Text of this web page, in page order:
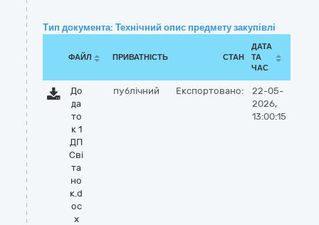
Тип документа: Технічний опис предмету закупівлі
ФАЙЛ ПРИВАТНІСТЬ СТАН
ДАТА
ТА
ЧАС
До
да
то
к 1
ДП
Сві
та
но
к.d
oc
x
публічний Експортовано:
22-05-
2026,
13:00:15